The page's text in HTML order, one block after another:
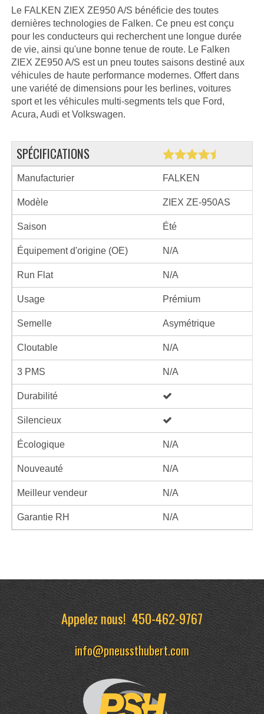
Le FALKEN ZIEX ZE950 A/S bénéficie des toutes
dernières technologies de Falken. Ce pneu est conçu
pour les conducteurs qui recherchent une longue durée
de vie, ainsi qu'une bonne tenue de route. Le Falken
ZIEX ZE950 A/S est un pneu toutes saisons destiné aux
véhicules de haute performance modernes. Offert dans
une variété de dimensions pour les berlines, voitures
sport et les véhicules multi-segments tels que Ford,
Acura, Audi et Volkswagen.
SPÉCIFICATIONS
Manufacturier FALKEN
Modèle ZIEX ZE-950AS
Saison Été
Équipement d'origine (OE) N/A
Run Flat N/A
Usage Prémium
Semelle Asymétrique
Cloutable N/A
3 PMS N/A
Durabilité
Silencieux
Écologique N/A
Nouveauté N/A
Meilleur vendeur N/A
Garantie RH N/A
Appelez nous!450-462-9767
info@pneussthubert.com